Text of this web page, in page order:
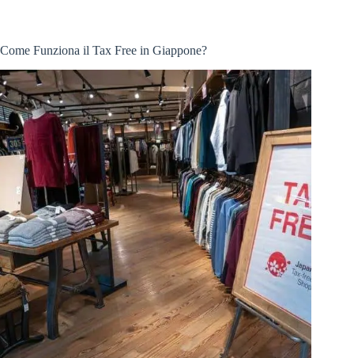
Come Funziona il Tax Free in Giappone?